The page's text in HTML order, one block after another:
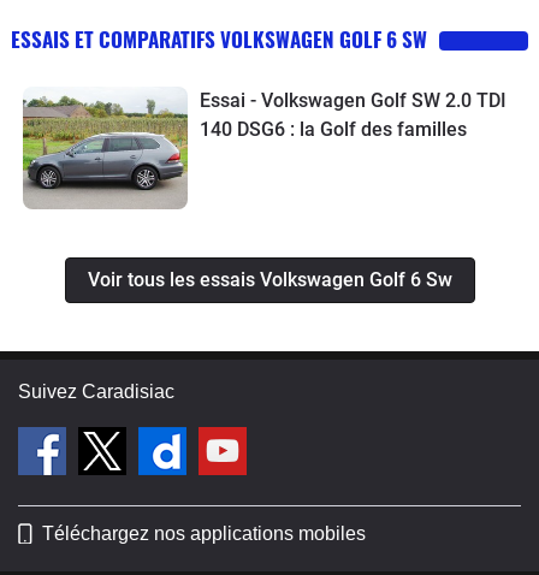
ESSAIS ET COMPARATIFS VOLKSWAGEN GOLF 6 SW
Essai - Volkswagen Golf SW 2.0 TDI
140 DSG6 : la Golf des familles
Voir tous les essais Volkswagen Golf 6 Sw
Suivez Caradisiac
Téléchargez nos applications mobiles